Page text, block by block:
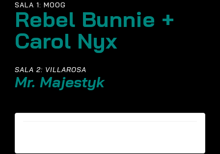
SALA 1: MOOG
Rebel Bunnie +
Carol Nyx
SALA 2: VILLAROSA
Mr. Majestyk